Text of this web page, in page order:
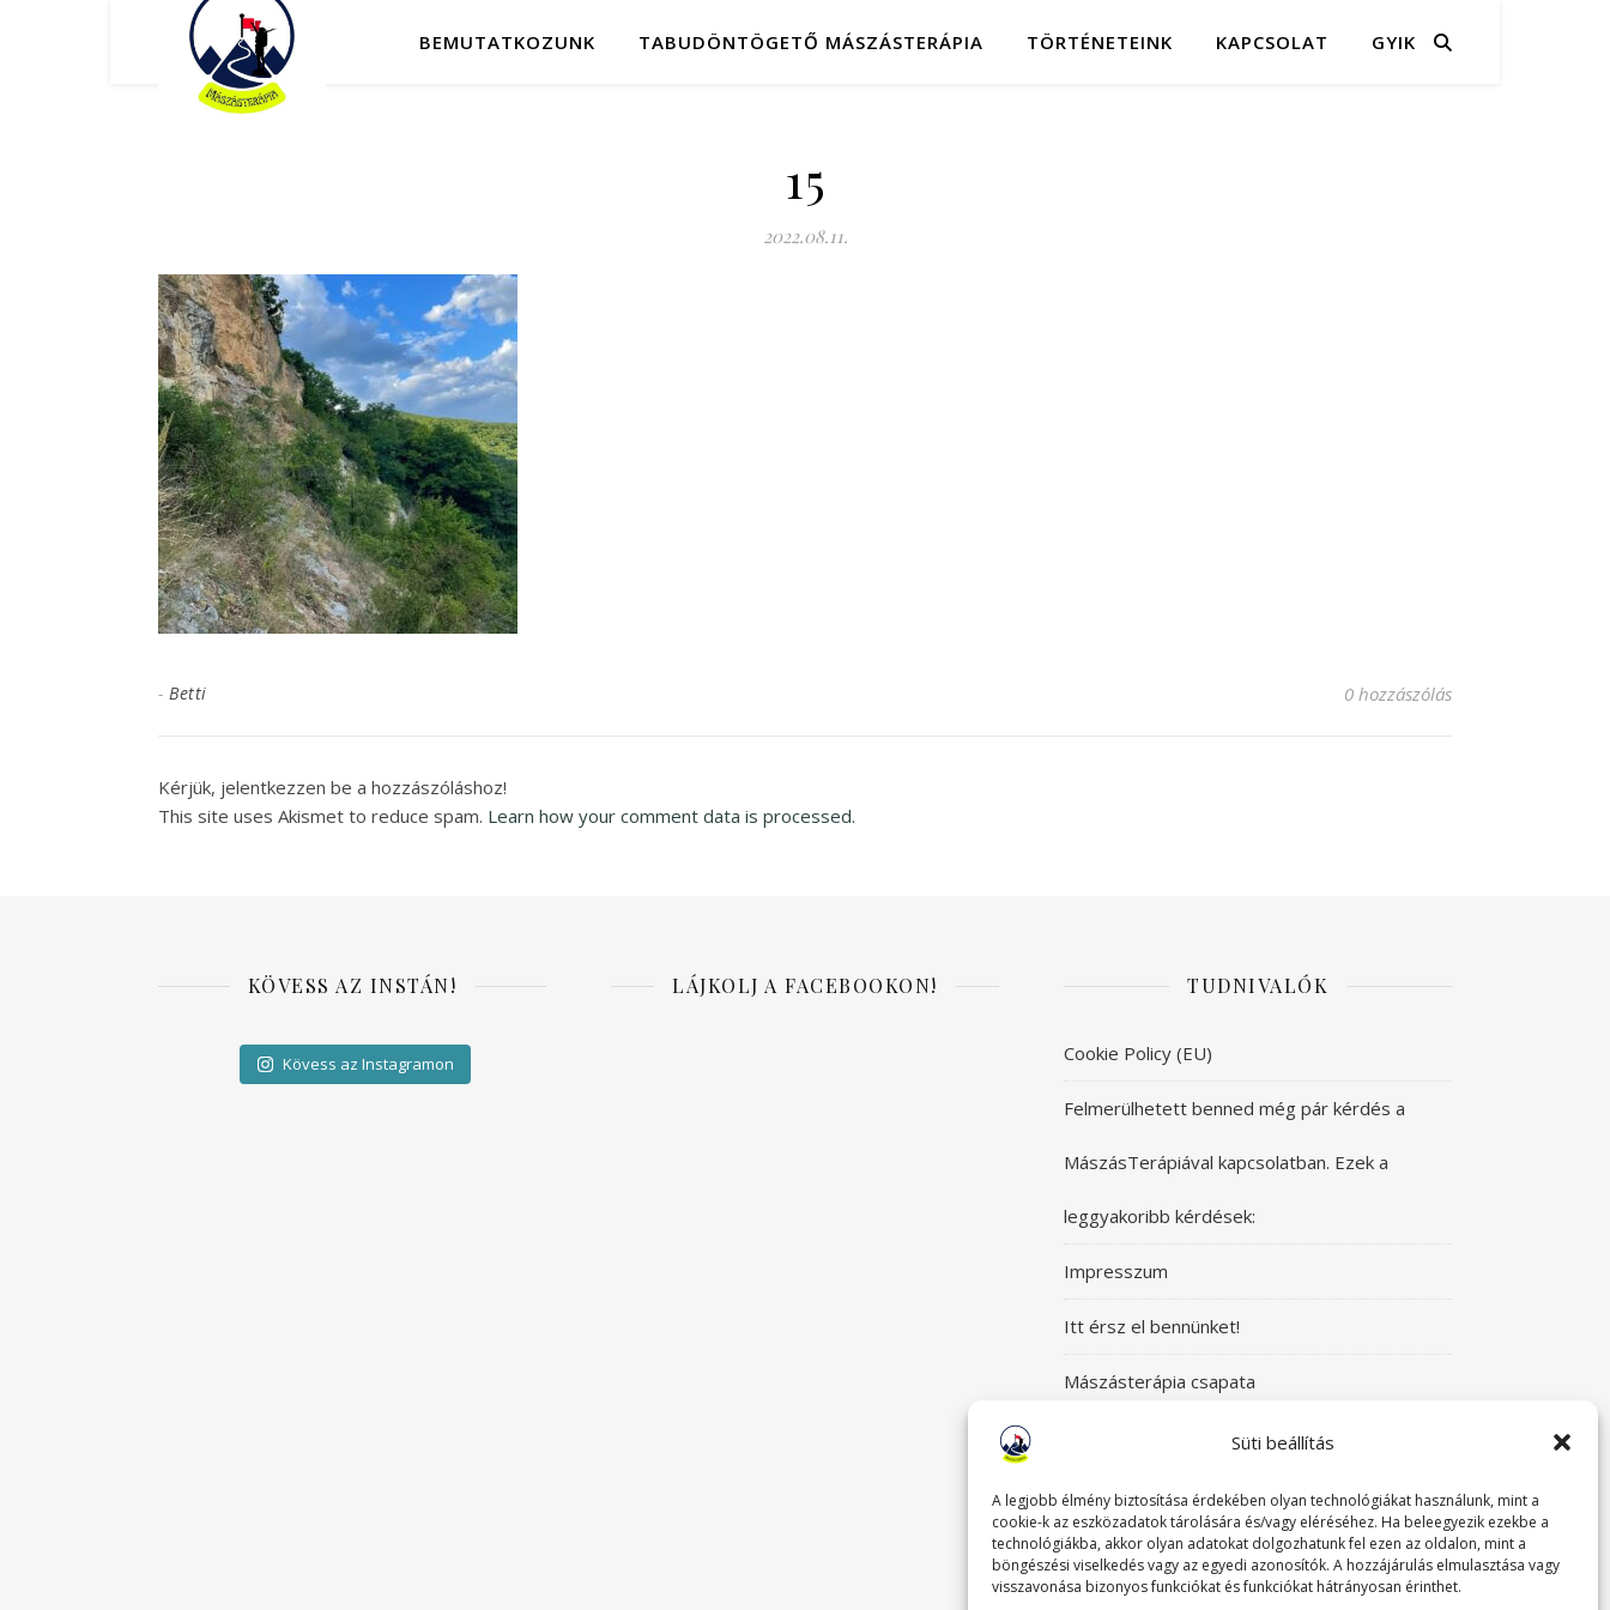
Süti beállítás
A legjobb élmény biztosítása érdekében olyan technológiákat használunk, mint a
cookie-k az eszközadatok tárolására és/vagy eléréséhez. Ha beleegyezik ezekbe a
technológiákba, akkor olyan adatokat dolgozhatunk fel ezen az oldalon, mint a
böngészési viselkedés vagy az egyedi azonosítók. A hozzájárulás elmulasztása vagy
visszavonása bizonyos funkciókat és funkciókat hátrányosan érinthet.
BEMUTATKOZUNK TABUDÖNTÖGETŐ MÁSZÁSTERÁPIA TÖRTÉNETEINK KAPCSOLAT GYIK
15
2022.08.11.
- Betti 0 hozzászólás
Kérjük, jelentkezzen be a hozzászóláshoz!
This site uses Akismet to reduce spam. Learn how your comment data is processed.
KÖVESS AZ INSTÁN!
Kövess az Instagramon
LÁJKOLJ A FACEBOOKON! TUDNIVALÓK
Cookie Policy (EU)
Felmerülhetett benned még pár kérdés a
MászásTerápiával kapcsolatban. Ezek a
leggyakoribb kérdések:
Impresszum
Itt érsz el bennünket!
Mászásterápia csapata
Szeretettel üdvözlünk a Mászásterápia oldalán!
Gyere, nézz körül!
TABUDÖNTÖGETŐ MászásTerápia
Történeteink